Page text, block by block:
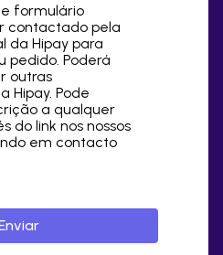
formulário
contactado pela
da Hipay para
pedido. Poderá
outras
Hipay. Pode
a qualquer
do link nos nossos
em contacto